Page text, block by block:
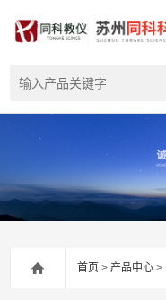
首页 >产品中心 >